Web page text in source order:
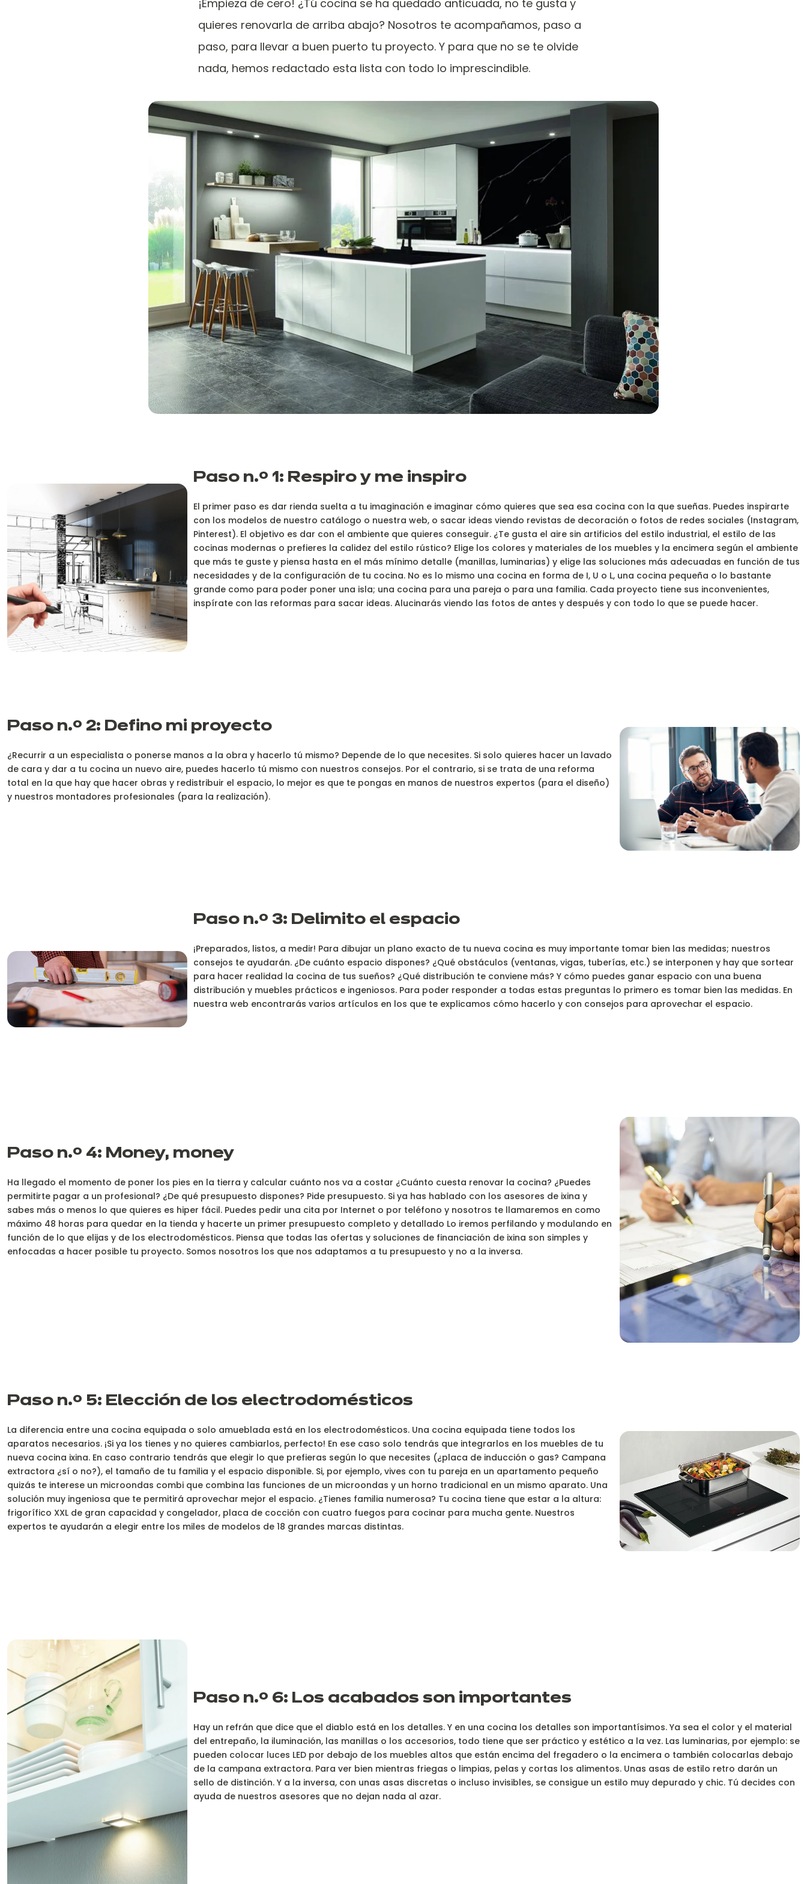
¡Empieza de cero! ¿Tú cocina se ha quedado anticuada, no te gusta y
quieres renovarla de arriba abajo? Nosotros te acompañamos, paso a
paso, para llevar a buen puerto tu proyecto. Y para que no se te olvide
nada, hemos redactado esta lista con todo lo imprescindible.
Paso n.º 1: Respiro y me inspiro
El primer paso es dar rienda suelta a tu imaginación e imaginar cómo quieres que sea esa cocina con la que sueñas. Puedes inspirarte
con los modelos de nuestro catálogo o nuestra web, o sacar ideas viendo revistas de decoración o fotos de redes sociales (Instagram,
Pinterest). El objetivo es dar con el ambiente que quieres conseguir. ¿Te gusta el aire sin artificios del estilo industrial, el estilo de las
cocinas modernas o prefieres la calidez del estilo rústico? Elige los colores y materiales de los muebles y la encimera según el ambiente
que más te guste y piensa hasta en el más mínimo detalle (manillas, luminarias) y elige las soluciones más adecuadas en función de tus
necesidades y de la configuración de tu cocina. No es lo mismo una cocina en forma de I, U o L, una cocina pequeña o lo bastante
grande como para poder poner una isla; una cocina para una pareja o para una familia. Cada proyecto tiene sus inconvenientes,
inspírate con las reformas para sacar ideas. Alucinarás viendo las fotos de antes y después y con todo lo que se puede hacer.
Paso n.º 2: Defino mi proyecto
¿Recurrir a un especialista o ponerse manos a la obra y hacerlo tú mismo? Depende de lo que necesites. Si solo quieres hacer un lavado
de cara y dar a tu cocina un nuevo aire, puedes hacerlo tú mismo con nuestros consejos. Por el contrario, si se trata de una reforma
total en la que hay que hacer obras y redistribuir el espacio, lo mejor es que te pongas en manos de nuestros expertos (para el diseño)
y nuestros montadores profesionales (para la realización).
Paso n.º 3: Delimito el espacio
¡Preparados, listos, a medir! Para dibujar un plano exacto de tu nueva cocina es muy importante tomar bien las medidas; nuestros
consejos te ayudarán. ¿De cuánto espacio dispones? ¿Qué obstáculos (ventanas, vigas, tuberías, etc.) se interponen y hay que sortear
para hacer realidad la cocina de tus sueños? ¿Qué distribución te conviene más? Y cómo puedes ganar espacio con una buena
distribución y muebles prácticos e ingeniosos. Para poder responder a todas estas preguntas lo primero es tomar bien las medidas. En
nuestra web encontrarás varios artículos en los que te explicamos cómo hacerlo y con consejos para aprovechar el espacio.
Paso n.º 4: Money, money
Ha llegado el momento de poner los pies en la tierra y calcular cuánto nos va a costar ¿Cuánto cuesta renovar la cocina? ¿Puedes
permitirte pagar a un profesional? ¿De qué presupuesto dispones? Pide presupuesto. Si ya has hablado con los asesores de ixina y
sabes más o menos lo que quieres es hiper fácil. Puedes pedir una cita por Internet o por teléfono y nosotros te llamaremos en como
máximo 48 horas para quedar en la tienda y hacerte un primer presupuesto completo y detallado Lo iremos perfilando y modulando en
función de lo que elijas y de los electrodomésticos. Piensa que todas las ofertas y soluciones de financiación de ixina son simples y
enfocadas a hacer posible tu proyecto. Somos nosotros los que nos adaptamos a tu presupuesto y no a la inversa.
Paso n.º 5: Elección de los electrodomésticos
La diferencia entre una cocina equipada o solo amueblada está en los electrodomésticos. Una cocina equipada tiene todos los
aparatos necesarios. ¡Si ya los tienes y no quieres cambiarlos, perfecto! En ese caso solo tendrás que integrarlos en los muebles de tu
nueva cocina ixina. En caso contrario tendrás que elegir lo que prefieras según lo que necesites (¿placa de inducción o gas? Campana
extractora ¿sí o no?), el tamaño de tu familia y el espacio disponible. Si, por ejemplo, vives con tu pareja en un apartamento pequeño
quizás te interese un microondas combi que combina las funciones de un microondas y un horno tradicional en un mismo aparato. Una
solución muy ingeniosa que te permitirá aprovechar mejor el espacio. ¿Tienes familia numerosa? Tu cocina tiene que estar a la altura:
frigorífico XXL de gran capacidad y congelador, placa de cocción con cuatro fuegos para cocinar para mucha gente. Nuestros
expertos te ayudarán a elegir entre los miles de modelos de 18 grandes marcas distintas.
Paso n.º 6: Los acabados son importantes
Hay un refrán que dice que el diablo está en los detalles. Y en una cocina los detalles son importantísimos. Ya sea el color y el material
del entrepaño, la iluminación, las manillas o los accesorios, todo tiene que ser práctico y estético a la vez. Las luminarias, por ejemplo: se
pueden colocar luces LED por debajo de los muebles altos que están encima del fregadero o la encimera o también colocarlas debajo
de la campana extractora. Para ver bien mientras friegas o limpias, pelas y cortas los alimentos. Unas asas de estilo retro darán un
sello de distinción. Y a la inversa, con unas asas discretas o incluso invisibles, se consigue un estilo muy depurado y chic. Tú decides con
ayuda de nuestros asesores que no dejan nada al azar.